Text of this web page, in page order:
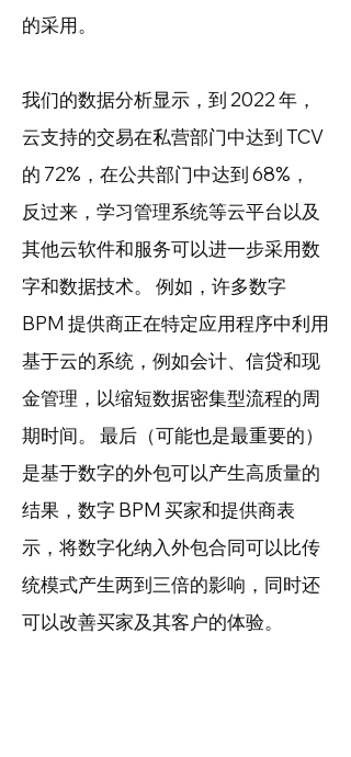
的采用。
我们的数据分析显示，到 2022 年，
云支持的交易在私营部门中达到 TCV
的 72%，在公共部门中达到 68%，
反过来，学习管理系统等云平台以及
其他云软件和服务可以进一步采用数
字和数据技术。 例如，许多数字
BPM 提供商正在特定应用程序中利用
基于云的系统，例如会计、信贷和现
金管理，以缩短数据密集型流程的周
期时间。 最后（可能也是最重要的）
是基于数字的外包可以产生高质量的
结果，数字 BPM 买家和提供商表
示，将数字化纳入外包合同可以比传
统模式产生两到三倍的影响，同时还
可以改善买家及其客户的体验。